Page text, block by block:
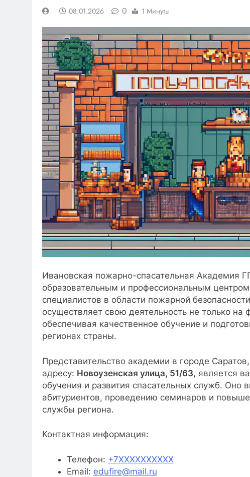
08.01.2026 0 1 Минуты
Ивановская пожарно-спасательная Академия
образовательным и профессиональным
специалистов в области пожарной
осуществляет свою деятельность не только на
обеспечивая качественное обучение и
регионах страны.
Представительство академии в городе
адресу: Новoузенская улица, 51/63, является
обучения и развития спасательных служб. Оно
абитуриентов, проведению семинаров и
службы региона.
Контактная информация:
Телефон: +7XXXXXXXXXX
Email: edufire@mail.ru